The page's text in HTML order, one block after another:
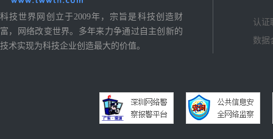
科技世界网创立于2009年，宗旨是科技创造财
富，网络改变世界。多年来力争通过自主创新的
技术实现为科技企业创造最大的价值。
认证
数据